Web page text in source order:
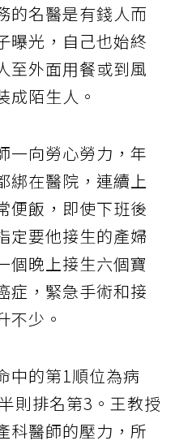
的名醫是有錢人而
曝光，自己也始終
至外面用餐或到風
成陌生人。
一向勞心勞力，年
綁在醫院，連續上
便飯，即使下班後
定要他接生的產婦
個晚上接生六個寶
症，緊急手術和接
不少。
中的第1順位為病
則排名第3。王教授
科醫師的壓力，所